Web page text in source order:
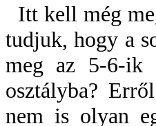
Itt kell még
tudjuk, hogy a
meg az 5-6-ik
osztályba?
nem is olyan